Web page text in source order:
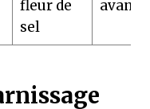
fleur de
sel
avant